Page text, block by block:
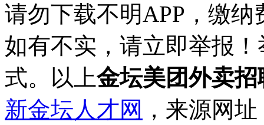
请勿下载不明APP，缴
如有不实，请立即举报
式。以上金坛美团外卖
新金坛人才网 ，来源网